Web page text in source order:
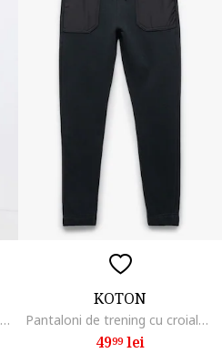
Pantaloni de trening din bumbac cu buzunare laterale, Maro cognac
KOTON
Pantaloni de trening cu croiala conica si buzunare aplicate, Albastru ultramarin
4999lei